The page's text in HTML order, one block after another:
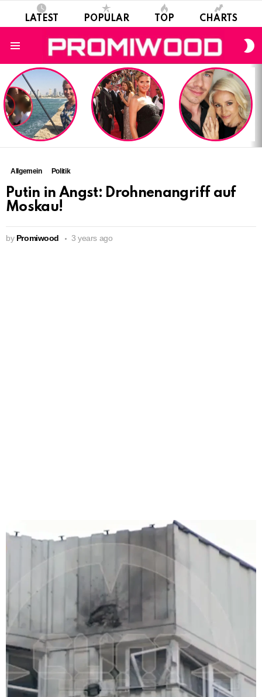
LATEST POPULAR TOP CHARTS
LATEST
STORIES
Allgemein Politik
Putin in Angst: Drohnenangriff auf
Moskau!
by Promiwood 3 years ago